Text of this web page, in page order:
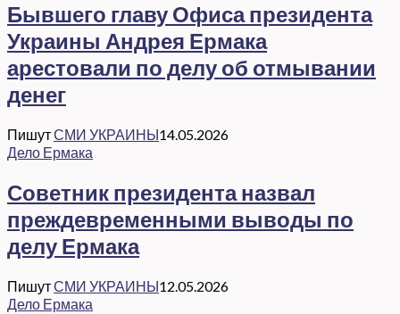
Бывшего главу Офиса президента
Украины Андрея Ермака
арестовали по делу об отмывании
денег
ПишутСМИ УКРАИНЫ14.05.2026
Дело Ермака
Советник президента назвал
преждевременными выводы по
делу Ермака
ПишутСМИ УКРАИНЫ12.05.2026
Дело Ермака